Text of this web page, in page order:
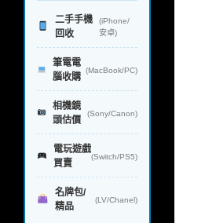
二手手機
回收
(iPhone/
安卓)
筆電電
腦收購
(MacBook/PC)
相機鏡
頭估價
(Sony/Canon)
電玩遊戲
買賣
(Switch/PS5)
名牌包/
精品
(LV/Chanel)